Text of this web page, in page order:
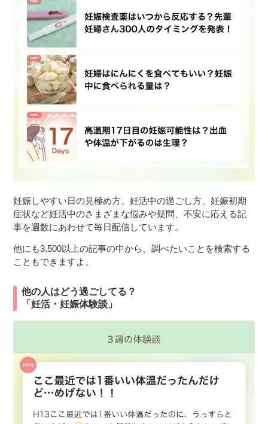
妊娠しやすい日の見極め方、妊活中の過ごし方、妊娠初期
症状など妊活中のさまざまな悩みや疑問、不安に応える記
事を週数にあわせて毎日配信しています。
他にも3,500以上の記事の中から、調べたいことを検索する
こともできますよ。
他の人はどう過ごしてる？
「妊活・妊娠体験談」